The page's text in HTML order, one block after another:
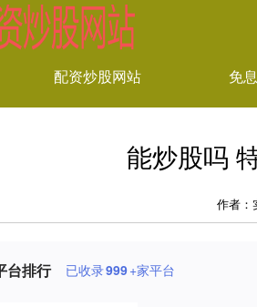
配资炒股网站 免
能炒股吗
作者：
台排行 已收录999+家平台